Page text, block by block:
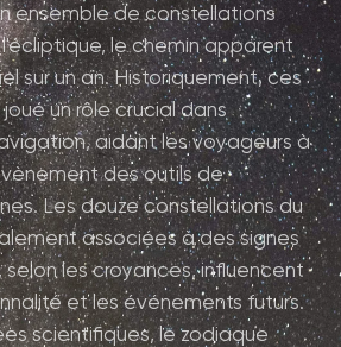
ensemble de constellations
le chemin apparent
sur un an. Historiquement, ces
un rôle crucial dans
aidant les voyageurs à
des outils de
Les douze constellations du
associées à des signes
selon les croyances, influencent
et les événements futurs.
scientifiques, le zodiaque